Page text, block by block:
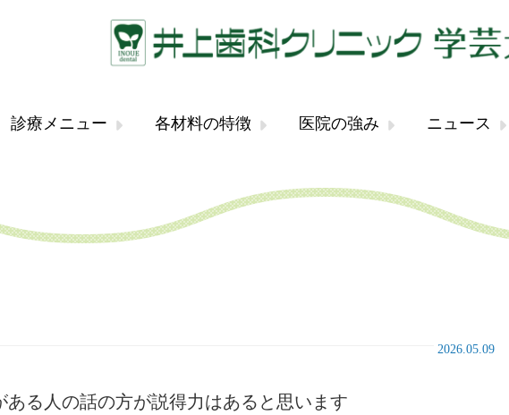
診療メニュー 各材料の特徴 医院の強み ニュース
2026.05.09
ある人の話の方が説得力はあると思います